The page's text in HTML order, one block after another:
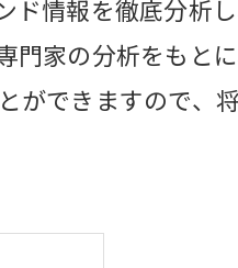
ド情報を徹底分析
門家の分析をもと
ができますので、